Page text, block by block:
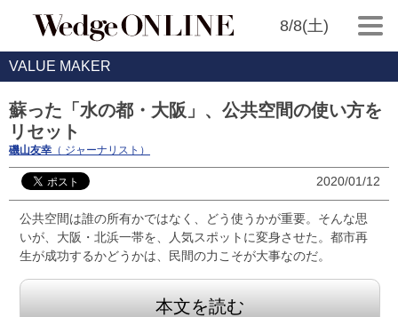
8/8(土)
VALUE MAKER
蘇った「水の都・大阪」、公共空間の使い方を
リセット
磯山友幸 （ ジャーナリスト）
2020/01/12
公共空間は誰の所有かではなく、どう使うかが重要。そんな思
いが、大阪・北浜一帯を、人気スポットに変身させた。都市再
生が成功するかどうかは、民間の力こそが大事なのだ。
本文を読む